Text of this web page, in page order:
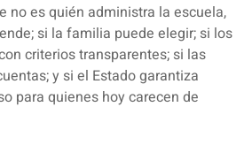
no es quién administra la escuela,
si la familia puede elegir; si los
criterios transparentes; si las
y si el Estado garantiza
para quienes hoy carecen de